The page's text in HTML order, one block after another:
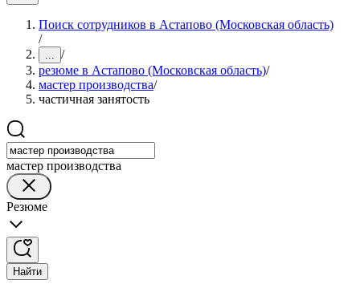
Поиск сотрудников в Астапово (Московская область)
/
... /
резюме в Астапово (Московская область)/
мастер производства/
частичная занятость
мастер производства
Резюме
Найти